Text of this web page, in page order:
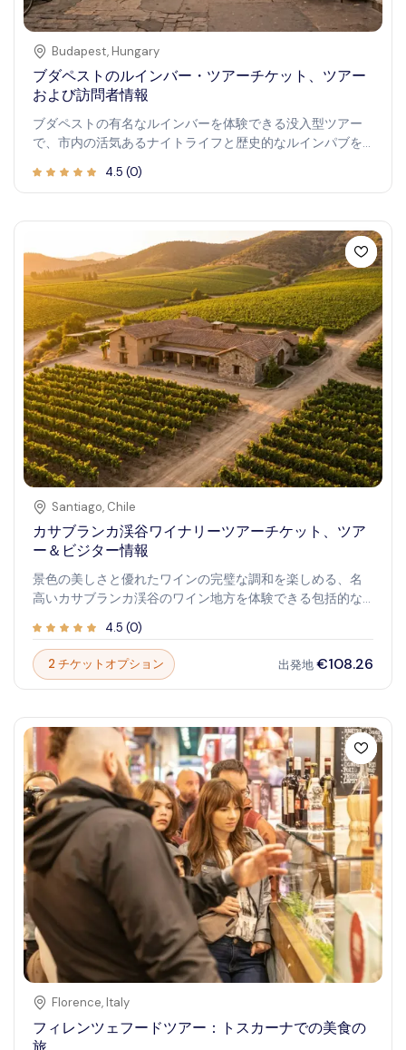
Budapest, Hungary
ブダペストのルインバー・ツアーチケット、ツアー
および訪問者情報
ブダペストの有名なルインバーを体験できる没入型ツアー
で、市内の活気あるナイトライフと歴史的なルインパブを
エンターテイメントが融合し、ブダペストの精神を捉えて
ストの著名なナイトライフシーンを味わえます。歴史愛好
家も夜型の方も、このツアーはガイドの解説や限定アクセ
スを伴い、街の最も象徴的なルインバーで忘れられない瞬
間を提供します。
4.5 (0)
Santiago, Chile
カサブランカ渓谷ワイナリーツアーチケット、ツア
ー＆ビジター情報
景色の美しさと優れたワインの完璧な調和を楽しめる、名
高いカサブランカ渓谷のワイン地方を体験できる包括的な
探索し、一流のワインを味わい、地域の独特なワイン醸造
伝統について学ぶ素晴らしい機会を提供します。ワイン愛
好家や好奇心旺盛な旅人の方々にとって、景色豊かな風景
の中で忘れられないひとときを約束するガイド付き体験で
に出かけましょう。陽光に輝くブドウ畑を歩き、専門家に
よるテイスティングを楽しみ、息を呑むような景色に浸る
ことで、このツアーは旅のハイライトとなります。カジュ
アルな探検者もワイン通も満足できる内容で、カサブラン
カ渓谷を訪れる価値のある場所として、その魅力を存分に
味わえます。
4.5 (0)
2 チケットオプション 出発地€108.26
Florence, Italy
フィレンツェフードツアー：トスカーナでの美食の